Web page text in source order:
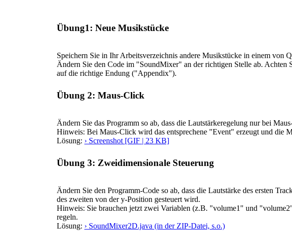
Übung1: Neue Musikstücke
Speichern Sie in Ihr Arbeitsverzeichnis andere Musikstücke in einem von
Ändern Sie den Code im "SoundMixer" an der richtigen Stelle ab. Achten
auf die richtige Endung ("Appendix").
Übung 2: Maus-Click
Ändern Sie das Programm so ab, dass die Lautstärkeregelung nur bei
Hinweis: Bei Maus-Click wird das entsprechene "Event" erzeugt und die
Lösung: › Screenshot [GIF | 23 KB]
Übung 3: Zweidimensionale Steuerung
Ändern Sie den Programm-Code so ab, dass die Lautstärke des ersten
des zweiten von der y-Position gesteuert wird.
Hinweis: Sie brauchen jetzt zwei Variablen (z.B. "volume1" und
regeln.
Lösung: › SoundMixer2D.java (in der ZIP-Datei, s.o.)